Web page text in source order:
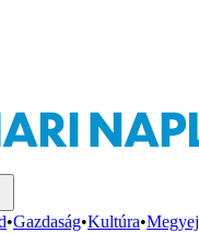
•Gazdaság•Kultúra•